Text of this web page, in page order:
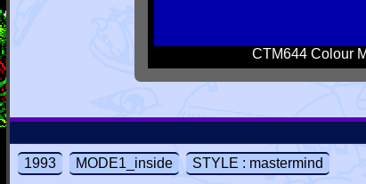
CTM644 Colour
1993 MODE1_inside STYLE : mastermind